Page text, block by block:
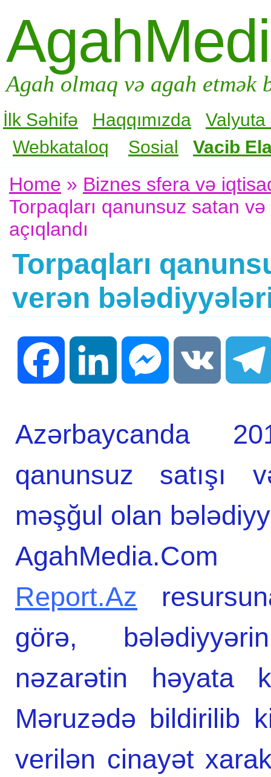
Agah olmaq və agah
İlk Səhifə Haqqımızda
Valyuta
Webkataloq
Sosial Vacib
Home » Biznes sfera və
Torpaqları qanunsuz satan
açıqlandı
Torpaqları
verən
Facebook LinkedIn Messenger VK
Azərbaycanda
qanunsuz satışı
məşğul olan
AgahMedia.Com
Report.Az
görə,
nəzarətin həyata
Məruzədə bildirilib
verilən cinayət